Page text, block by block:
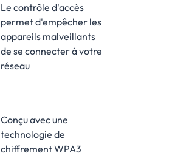
Le contrôle d'accès
permet d'empêcher les
appareils malveillants
de se connecter à votre
réseau
Conçu avec une
technologie de
chiffrement WPA3